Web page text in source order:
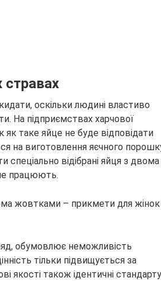
стравах
оскільки людині властиво
На підприємствах харчової
як таке яйце не буде відповідати
на виготовлення яєчного
відібрані яйця з двома
працюють.
обумовлює неможливість
тільки підвищується за
якості також ідентичні